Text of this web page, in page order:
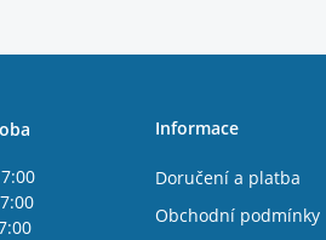
Informace
Doručení a platba
Obchodní podmínky